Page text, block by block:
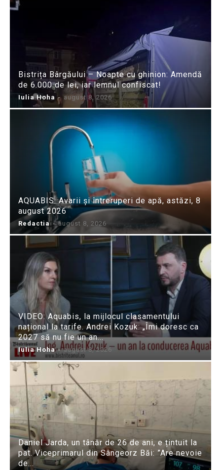
Bistrița Bârgăului – Noapte cu ghinion: Amendă
de 6.000 de lei, iar lemnul confiscat!
Iulia Hoha - august 8, 2026
AQUABIS: Avarii și întreruperi de apă, astăzi, 8
august 2026
Redactia - august 8, 2026
VIDEO: Aquabis, la mijlocul clasamentului
național la tarife. Andrei Kozuk: „Îmi doresc ca
2027 să nu fie un an...
Iulia Hoha - august 8, 2026
Daniel Jarda, un tânăr de 26 de ani, e țintuit la
pat. Viceprimarul din Sângeorz Băi: ”Are nevoie
de...